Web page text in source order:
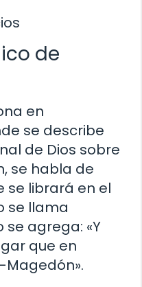
de
en
se describe
de Dios sobre
se habla de
se librará en el
se llama
se agrega: «Y
que en